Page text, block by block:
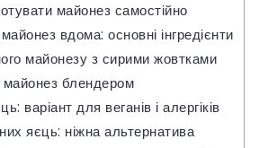
майонез самостійно
вдома: основні інгредієнти
майонезу з сирими жовтками
майонез блендером
варіант для веганів і алергіків
яєць: ніжна альтернатива